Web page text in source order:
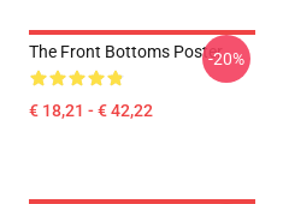
The Front Bottoms Poster
€ 18,21 - € 42,22
-20%